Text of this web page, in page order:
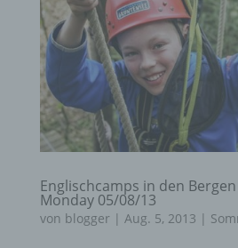
Englischcamps in den
Monday 05/08/13
von blogger | Aug. 5, 2013 |